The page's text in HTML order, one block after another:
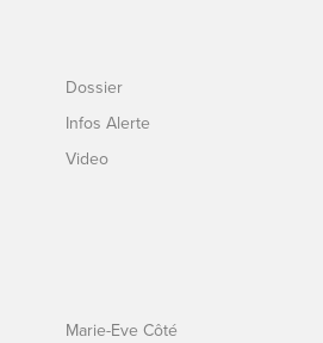
Dossier
Infos Alerte
Video
Marie-Eve Côté